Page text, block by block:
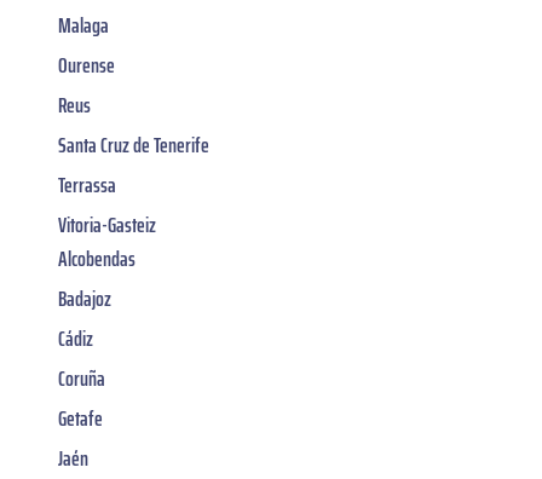
Malaga
Ourense
Reus
Santa Cruz de Tenerife
Terrassa
Vitoria-Gasteiz
Alcobendas
Badajoz
Cádiz
Coruña
Getafe
Jaén